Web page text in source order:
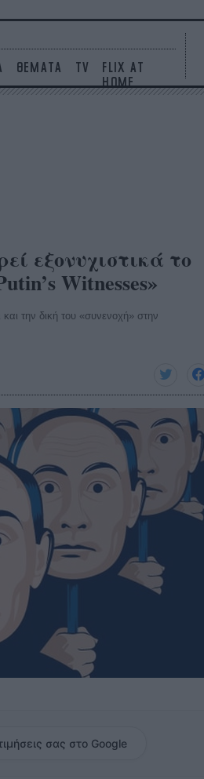
ΘΕΜΑΤΑ TV
FLIX AT
HOME
εξονυχιστικά το
Witnesses»
την δική του «συνενοχή» στην
σας στο Google